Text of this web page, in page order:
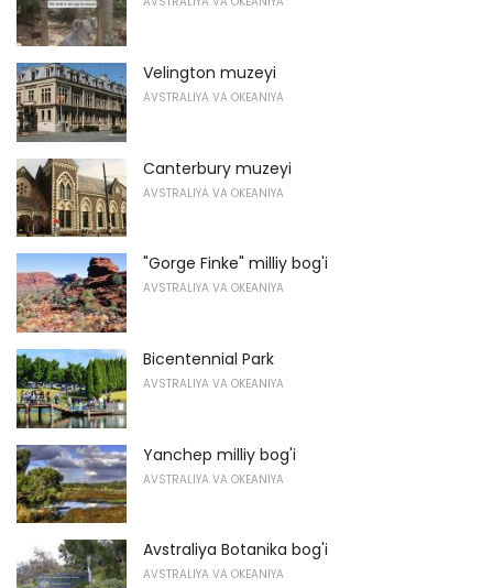
Velington muzeyi
AVSTRALIYA VA OKEANIYA
Canterbury muzeyi
AVSTRALIYA VA OKEANIYA
"Gorge Finke" milliy bog'i
AVSTRALIYA VA OKEANIYA
Bicentennial Park
AVSTRALIYA VA OKEANIYA
Yanchep milliy bog'i
AVSTRALIYA VA OKEANIYA
Avstraliya Botanika bog'i
AVSTRALIYA VA OKEANIYA